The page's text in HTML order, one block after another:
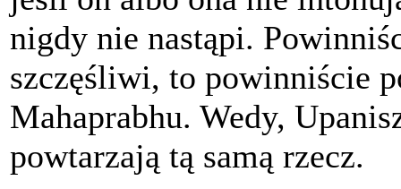
nigdy nie nastąpi.
szczęśliwi, to powinniście
Mahaprabhu. Wedy,
powtarzają tą samą rzecz.